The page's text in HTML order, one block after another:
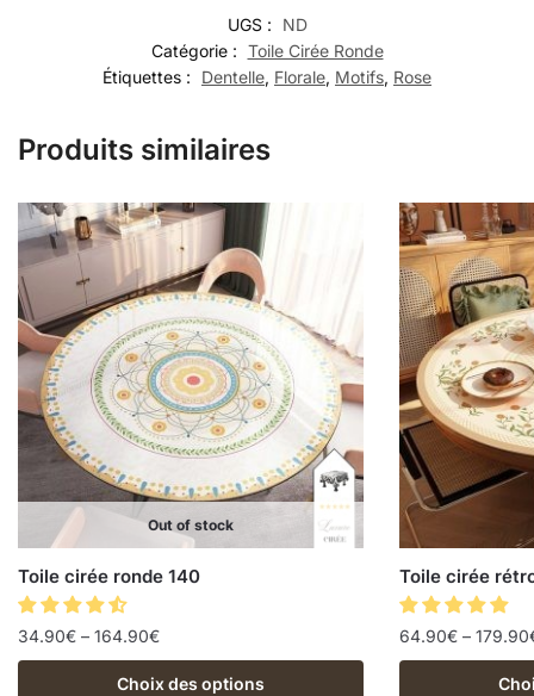
UGS :
ND
Catégorie : Toile Cirée Ronde
Étiquettes :
Dentelle, Florale, Motifs, Rose
Produits similaires
Out of stock
Toile cirée ronde 140
34.90€ – 164.90€
Choix des options
Toile cirée
64.90€ – 179.90